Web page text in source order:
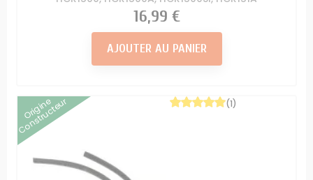
Prix
16,99 €
AJOUTER AU PANIER
Origine
Constructeur (1)